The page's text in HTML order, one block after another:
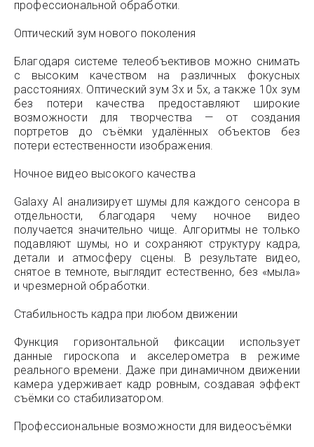
профессиональной обработки.
Оптический зум нового поколения
Благодаря системе телеобъективов можно снимать
с высоким качеством на различных фокусных
расстояниях. Оптический зум 3x и 5x, а также 10x зум
без потери качества предоставляют широкие
возможности для творчества — от создания
портретов до съёмки удалённых объектов без
потери естественности изображения.
Ночное видео высокого качества
Galaxy AI анализирует шумы для каждого сенсора в
отдельности, благодаря чему ночное видео
получается значительно чище. Алгоритмы не только
подавляют шумы, но и сохраняют структуру кадра,
детали и атмосферу сцены. В результате видео,
снятое в темноте, выглядит естественно, без «мыла»
и чрезмерной обработки.
Стабильность кадра при любом движении
Функция горизонтальной фиксации использует
данные гироскопа и акселерометра в режиме
реального времени. Даже при динамичном движении
камера удерживает кадр ровным, создавая эффект
съёмки со стабилизатором.
Профессиональные возможности для видеосъёмки